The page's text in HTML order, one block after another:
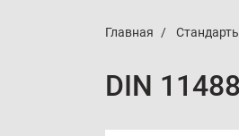
Главная
DIN